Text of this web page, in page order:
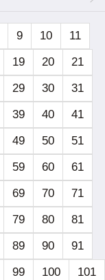
9 10
11
19 20
21
29 30
31
39 40
41
49 50
51
59 60
61
69 70
71
79 80
81
89 90
91
99 100 101